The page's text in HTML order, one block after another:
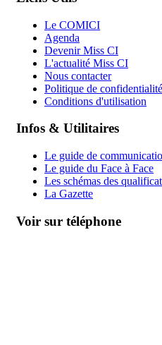
Le COMICI
Agenda
Devenir Miss CI
L'actualité Miss CI
Nous contacter
Politique de confidentialité
Conditions d'utilisation
Infos & Utilitaires
Le guide de
Le guide du Face à Face
Les schémas des
La Gazette
Voir sur téléphone